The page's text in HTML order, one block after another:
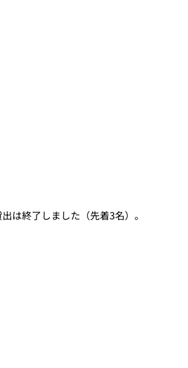
は終了しました（先着3名）。